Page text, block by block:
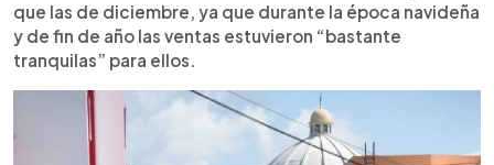
que las de diciembre, ya que durante la época navideña
y de fin de año las ventas estuvieron “bastante
tranquilas” para ellos.